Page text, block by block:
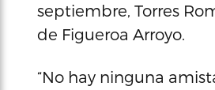
septiembre, Torres
de Figueroa Arroyo.
“No hay ninguna